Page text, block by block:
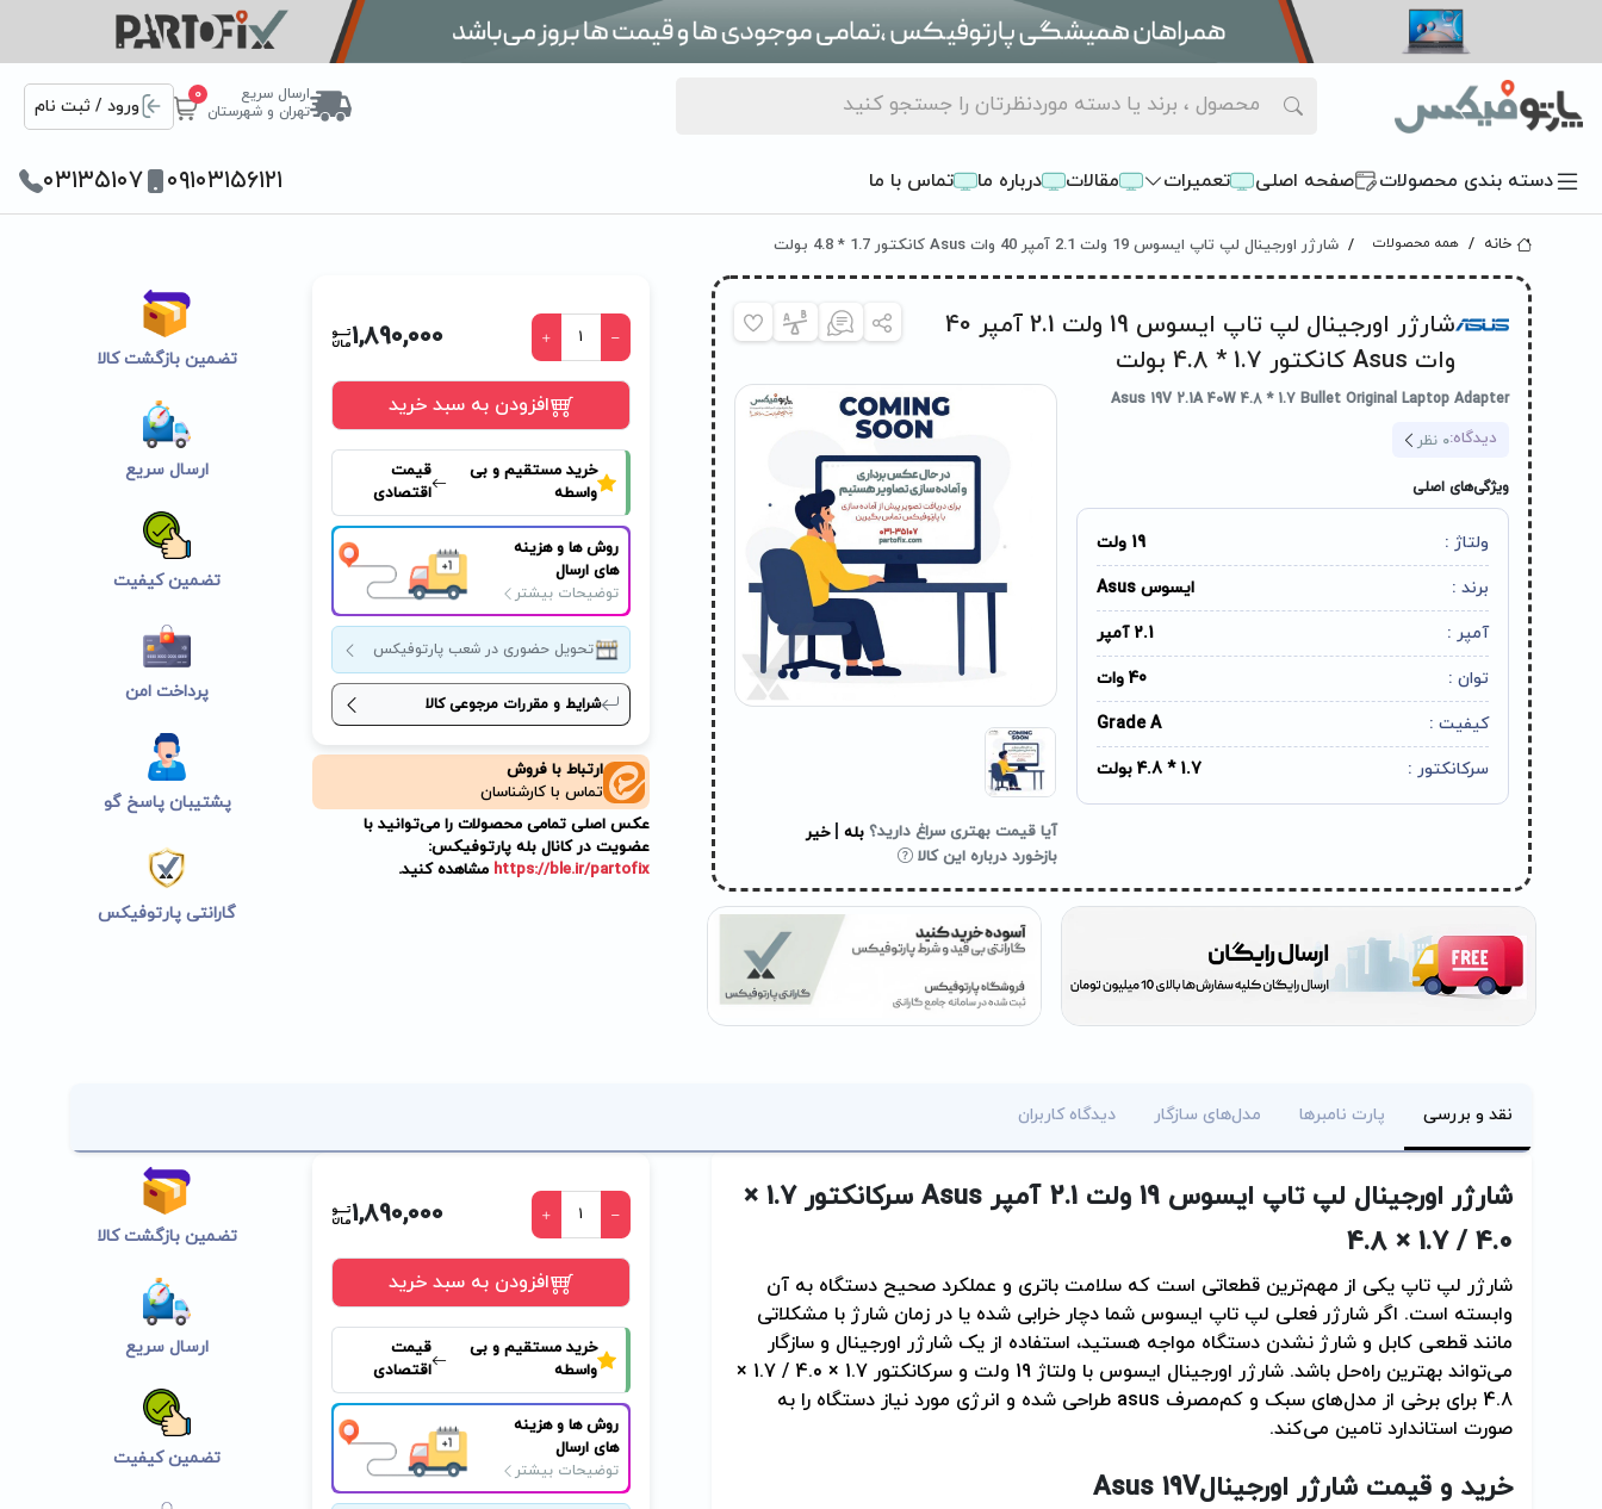
ارسال سریع
تهران و شهرستان
0
ورود / ثبت نام
دسته بندی محصولات صفحه اصلی تعمیرات مقالات درباره ما تماس با ما ۰۹۱۰۳۱۵۶۱۲۱ ۰۳۱۳۵۱۰۷
خانه همه محصولات شارژر اورجینال لپ تاپ ایسوس 19 ولت 2.1 آمپر 40 وات Asus کانکتور 1.7 * 4.8 بولت
شارژر اورجینال لپ تاپ ایسوس 19 ولت 2.1 آمپر 40
وات Asus کانکتور 1.7 * 4.8 بولت
Asus 19V 2.1A 40W 4.8 * 1.7 Bullet Original Laptop Adapter
دیدگاه:0 نظر
ویژگی‌های اصلی
ولتاژ :
19 ولت
برند :
ایسوس Asus
آمپر :
2.1 آمپر
توان :
40 وات
کیفیت :
Grade A
سرکانکتور :
1.7 * 4.8 بولت
آیا قیمت بهتری سراغ دارید؟ بله
خیر
بازخورد درباره این کالا
1,890,000
افزودن به سبد خرید
خرید مستقیم و بی
واسطه
قیمت
اقتصادی
روش ها و هزینه
های ارسال
توضیحات بیشتر
تحویل حضوری در شعب پارتوفیکس
شرایط و مقررات مرجوعی کالا
ارتباط با فروش
تماس با کارشناسان
عکس اصلی تمامی محصولات را می‌توانید با
عضویت در کانال بله پارتوفیکس:
https://ble.ir/partofix مشاهده کنید.
تضمین بازگشت کالا
ارسال سریع
تضمین کیفیت
پرداخت امن
پشتیبان پاسخ گو
گارانتی پارتوفیکس
نقد و بررسی پارت نامبرها مدل‌های سازگار دیدگاه کاربران
1,890,000
افزودن به سبد خرید
خرید مستقیم و بی
واسطه
قیمت
اقتصادی
روش ها و هزینه
های ارسال
توضیحات بیشتر
تضمین بازگشت کالا
ارسال سریع
تضمین کیفیت
شارژر اورجینال لپ تاپ ایسوس 19 ولت 2.1 آمپر Asus
سرکانکتور 1.7 ×
4.0 / 1.7 × 4.8
شارژر لپ تاپ یکی از مهم‌ترین قطعاتی است که سلامت باتری و عملکرد صحیح دستگاه به آن
وابسته است. اگر شارژر فعلی لپ تاپ ایسوس شما دچار خرابی شده یا در زمان شارژ با مشکلاتی
مانند قطعی کابل و شارژ نشدن دستگاه مواجه هستید، استفاده از یک شارژر اورجینال و سازگار
می‌تواند بهترین راه‌حل باشد. شارژر اورجینال ایسوس با ولتاژ 19 ولت و سرکانکتور 1.7 × 4.0 / 1.7 ×
4.8 برای برخی از مدل‌های سبک و کم‌مصرف
asus طراحی شده و انرژی مورد نیاز دستگاه را به
صورت استاندارد تامین می‌کند.
خرید و قیمت شارژر اورجینالAsus 19V